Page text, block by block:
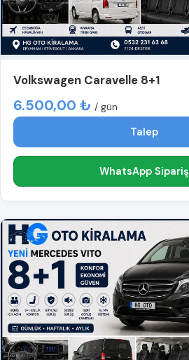
Volkswagen Caravelle 8+1
6.500,00 ₺ / gün
Talep
WhatsApp Sipariş